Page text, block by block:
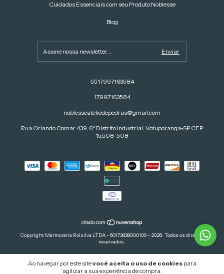
Ao navegar por este sitevocê aceita o uso de cookiespara
agilizar a sua experiência de compra.
Cuidados Essenciais com seu Produto Noblesse
Blog
5517997163584
17997163584
noblesseateliedepedras@gmail.com
Rua Orlando Comar 439, 6º Distrito Industrial, Votuporanga-SP CEP
15.508-508
Copyright Marmoraria Rolsilva LTDA - 60173838000109 - 2026. Todos os direitos
reservados.